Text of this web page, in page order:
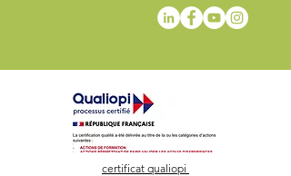
certificat qualiopi